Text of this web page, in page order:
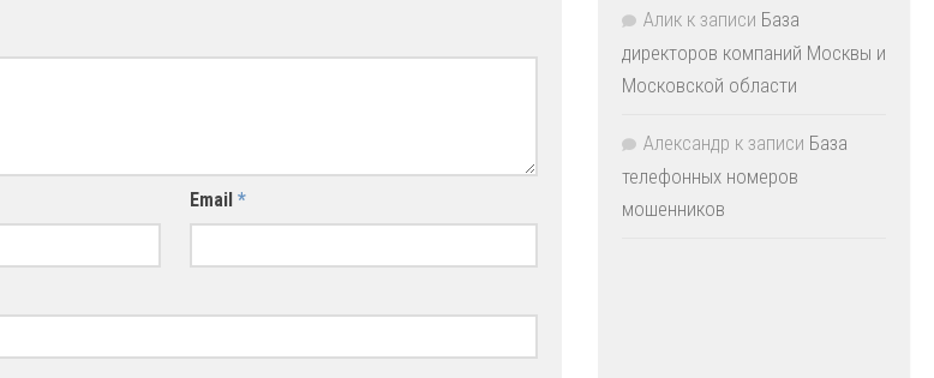
Email*
Алик к записи База
директоров компаний Москвы и
Московской области
Александр к записи База
телефонных номеров
мошенников